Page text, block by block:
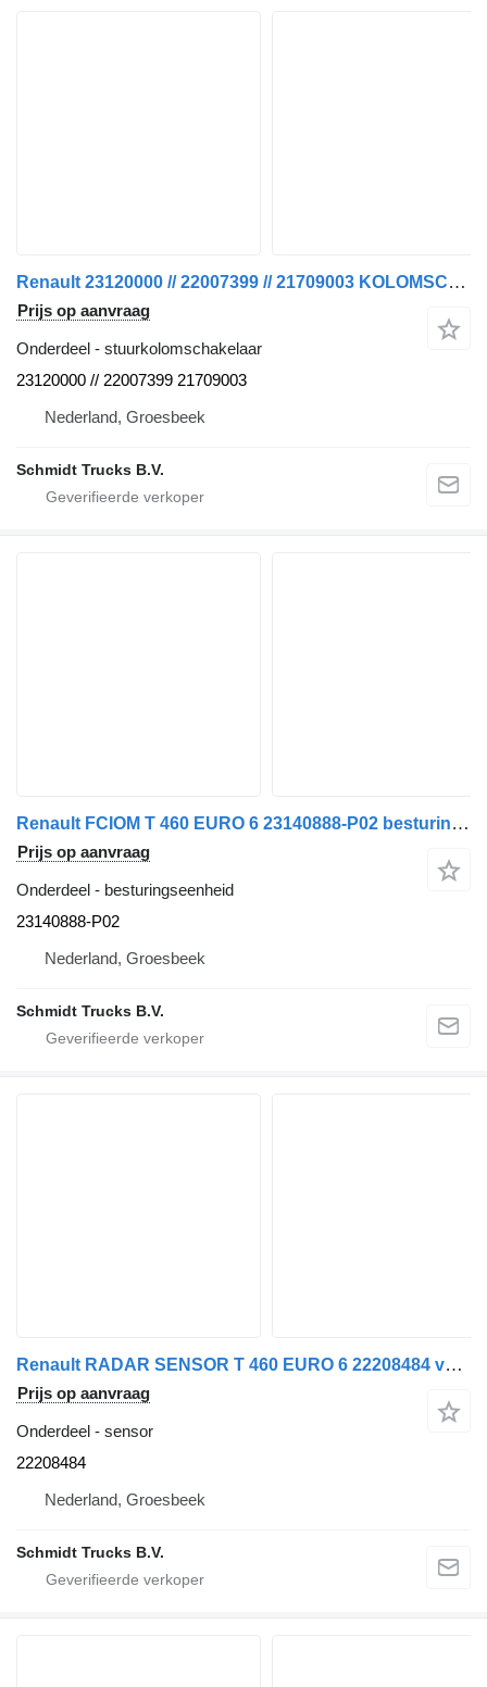
Renault 23120000 // 22007399 // 21709003 KOLOMSCHAKELAAR T 460 stuurkolomschakelaar voor vrachtwagen
Prijs op aanvraag
Onderdeel - stuurkolomschakelaar
23120000 // 22007399 21709003
Nederland, Groesbeek
Schmidt Trucks B.V.
Renault FCIOM T 460 EURO 6 23140888-P02 besturingseenheid voor vrachtwagen
Prijs op aanvraag
Onderdeel - besturingseenheid
23140888-P02
Nederland, Groesbeek
Schmidt Trucks B.V.
Renault RADAR SENSOR T 460 EURO 6 22208484 voor vrachtwagen
Prijs op aanvraag
Onderdeel - sensor
22208484
Nederland, Groesbeek
Schmidt Trucks B.V.